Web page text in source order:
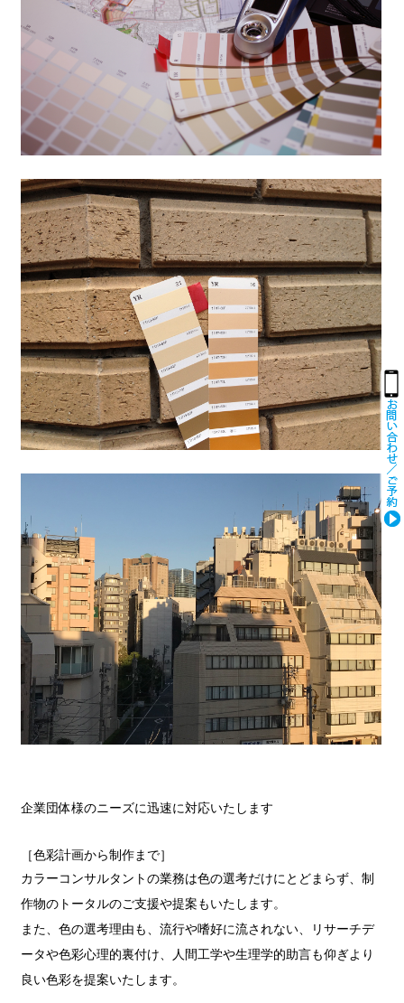
企業団体様のニーズに迅速に対応いたします
［色彩計画から制作まで］
カラーコンサルタントの業務は色の選考だけにとどまらず、制
作物のトータルのご支援や提案もいたします。
また、色の選考理由も、流行や嗜好に流されない、リサーチデ
ータや色彩心理的裏付け、人間工学や生理学的助言も仰ぎより
良い色彩を提案いたします。